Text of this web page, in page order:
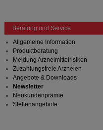
Beratung und Service
Allgemeine Information
Produktberatung
Meldung Arzneimittelrisiken
Zuzahlungsfreie Arzneien
Angebote & Downloads
Newsletter
Neukundenprämie
Stellenangebote